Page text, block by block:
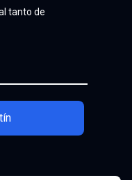
y alegría
la vida útil de
tanto de